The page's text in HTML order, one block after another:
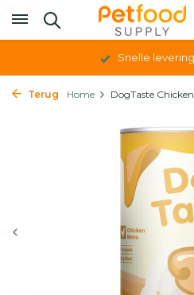
Snelle
Terug Home DogTaste